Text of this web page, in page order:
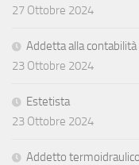
27 Ottobre 2024
Addetta alla contabilità
23 Ottobre 2024
Estetista
23 Ottobre 2024
Addetto termoidraulico